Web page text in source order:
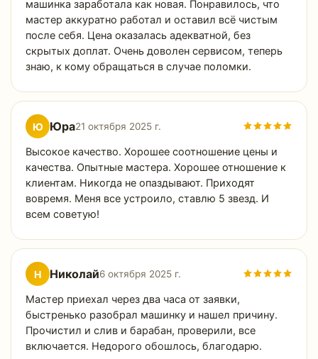
машинка заработала как новая. Понравилось, что
мастер аккуратно работал и оставил всё чистым
после себя. Цена оказалась адекватной, без
скрытых доплат. Очень доволен сервисом, теперь
знаю, к кому обращаться в случае поломки.
Ю Юра21 октября 2025 г.
Высокое качество. Хорошее соотношение цены и
качества. Опытные мастера. Хорошее отношение к
клиентам. Никогда не опаздывают. Приходят
вовремя. Меня все устроило, ставлю 5 звезд. И
всем советую!
Н Николай6 октября 2025 г.
Мастер приехал через два часа от заявки,
быстренько разобрал машинку и нашел причину.
Прочистил и слив и барабан, проверили, все
включается. Недорого обошлось, благодарю.